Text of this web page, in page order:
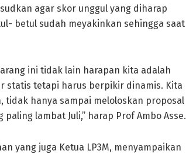
agar skor unggul yang diharap
betul sudah meyakinkan sehingga saat
ini tidak lain harapan kita adalah
statis tetapi harus berpikir dinamis. Kita
tidak hanya sampai meloloskan proposal
lambat Juli,” harap Prof Ambo Asse.
yang juga Ketua LP3M, menyampaikan